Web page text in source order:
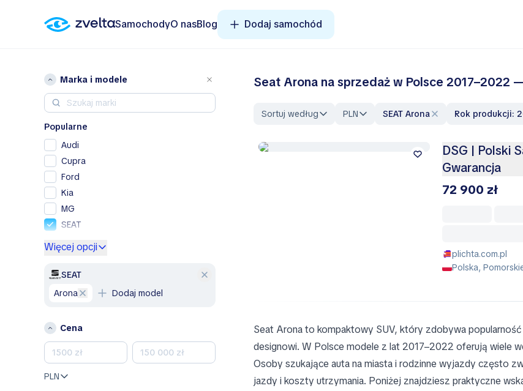
SamochodyO nasBlog Dodaj samochód
Marka i modele
Popularne
Audi
Cupra
Ford
Kia
MG
SEAT
Skoda
Volvo
B
Bentley
Więcej opcji
SEAT
Arona
Dodaj model
Cena
PLN
Seat Arona na sprzedaż w Polsce
Sortuj według PLN SEAT Arona Rok produkcji:
DSG | Polski
Gwarancja
72 900 zł
plichta.com.pl
Polska,
Seat Arona to kompaktowy SUV, który zdobywa
designowi. W Polsce modele z lat 2017–2022 oferują wiele
Osoby szukające auta na miasta i rodzinne wyjazdy często
jazdy i koszty utrzymania. Poniżej znajdziesz praktyczne